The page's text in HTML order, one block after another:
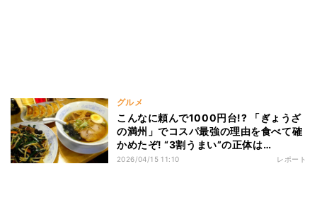
グルメ
こんなに頼んで1000円台!? 「ぎょうざ
の満州」でコスパ最強の理由を食べて確
かめたぞ! “3割うまい”の正体は…
2026/04/15 11:10 レポート